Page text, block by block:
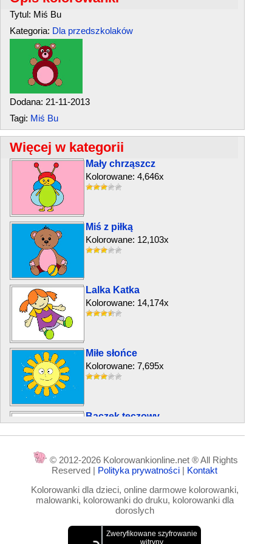
Tytul: Miś Bu
Kategoria: Dla przedszkolaków
Dodana: 21-11-2013
Tagi: Miś Bu
Więcej w kategorii
Mały chrząszcz
Kolorowane: 4,646x
Miś z piłką
Kolorowane: 12,103x
Lalka Katka
Kolorowane: 14,174x
Miłe słońce
Kolorowane: 7,695x
Bączek tęczowy
Kolorowane: 23,319x
© 2012-2026 Kolorowankionline.net ® All Rights
Reserved | Polityka prywatności | Kontakt
Kolorowanki dla dzieci, online darmowe kolorowanki,
malowanki, kolorowanki do druku, kolorowanki dla
doroslych